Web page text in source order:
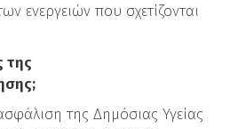
ενεργειών που σχετίζονται
της
της Δημόσιας Υγείας